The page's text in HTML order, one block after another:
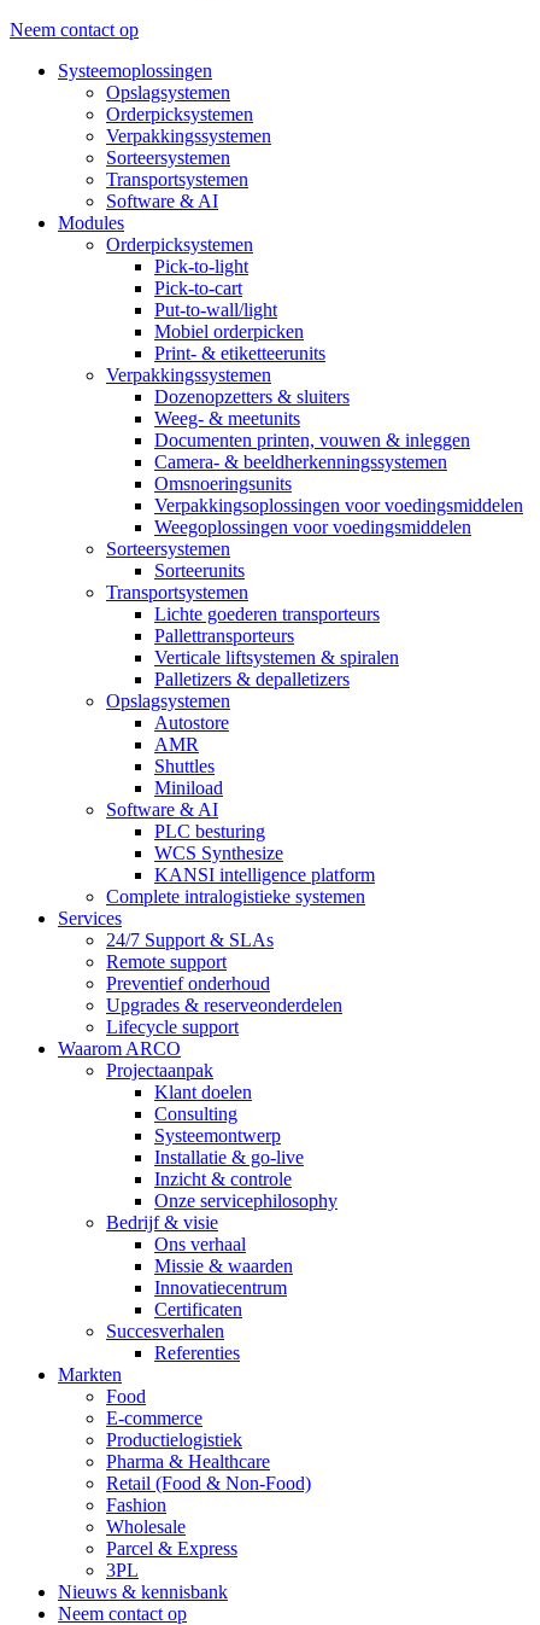
Neem contact op
Systeemoplossingen
Opslagsystemen
Orderpicksystemen
Verpakkingssystemen
Sorteersystemen
Transportsystemen
Software & AI
Modules
Orderpicksystemen
Pick-to-light
Pick-to-cart
Put-to-wall/light
Mobiel orderpicken
Print- & etiketteerunits
Verpakkingssystemen
Dozenopzetters & sluiters
Weeg- & meetunits
Documenten printen, vouwen & inleggen
Camera- & beeldherkenningssystemen
Omsnoeringsunits
Verpakkingsoplossingen voor voedingsmiddelen
Weegoplossingen voor voedingsmiddelen
Sorteersystemen
Sorteerunits
Transportsystemen
Lichte goederen transporteurs
Pallettransporteurs
Verticale liftsystemen & spiralen
Palletizers & depalletizers
Opslagsystemen
Autostore
AMR
Shuttles
Miniload
Software & AI
PLC besturing
WCS Synthesize
KANSI intelligence platform
Complete intralogistieke systemen
Services
24/7 Support & SLAs
Remote support
Preventief onderhoud
Upgrades & reserveonderdelen
Lifecycle support
Waarom ARCO
Projectaanpak
Klant doelen
Consulting
Systeemontwerp
Installatie & go-live
Inzicht & controle
Onze servicephilosophy
Bedrijf & visie
Ons verhaal
Missie & waarden
Innovatiecentrum
Certificaten
Succesverhalen
Referenties
Markten
Food
E-commerce
Productielogistiek
Pharma & Healthcare
Retail (Food & Non-Food)
Fashion
Wholesale
Parcel & Express
3PL
Nieuws & kennisbank
Neem contact op